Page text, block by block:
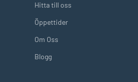
Hitta till oss
Öppettider
Om Oss
Blogg